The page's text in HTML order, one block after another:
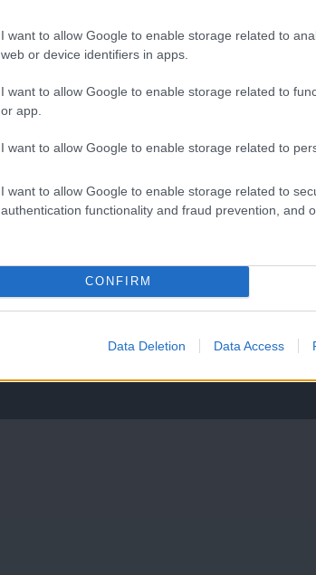
I want to allow Google to enable storage related to
web or device identifiers in apps.
I want to allow Google to enable storage related to
or app.
I want to allow Google to enable storage related to
I want to allow Google to enable storage related to
authentication functionality and fraud prevention, and
CONFIRM
Data Deletion Data Access